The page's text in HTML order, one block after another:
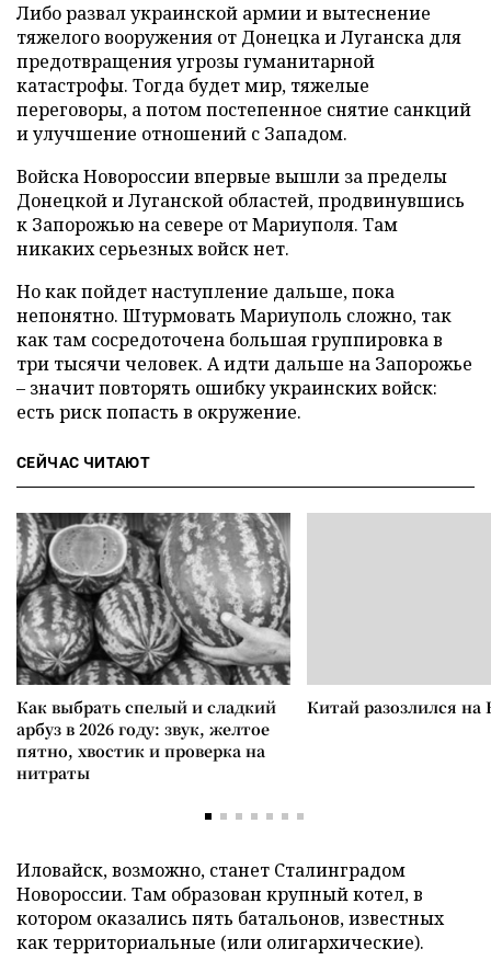
Либо развал украинской армии и вытеснение
тяжелого вооружения от Донецка и Луганска для
предотвращения угрозы гуманитарной
катастрофы. Тогда будет мир, тяжелые
переговоры, а потом постепенное снятие санкций
и улучшение отношений с Западом.
Войска Новороссии впервые вышли за пределы
Донецкой и Луганской областей, продвинувшись
к Запорожью на севере от Мариуполя. Там
никаких серьезных войск нет.
Но как пойдет наступление дальше, пока
непонятно. Штурмовать Мариуполь сложно, так
как там сосредоточена большая группировка в
три тысячи человек. А идти дальше на Запорожье
– значит повторять ошибку украинских войск:
есть риск попасть в окружение.
СЕЙЧАС ЧИТАЮТ
Как выбрать спелый и сладкий
арбуз в 2026 году: звук, желтое
пятно, хвостик и проверка на
нитраты
Китай разозлился на
Иловайск, возможно, станет Сталинградом
Новороссии. Там образован крупный котел, в
котором оказались пять батальонов, известных
как территориальные (или олигархические).